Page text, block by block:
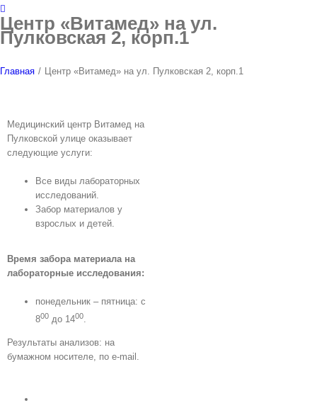
Центр «Витамед» на ул.
Пулковская 2, корп.1
Главная / Центр «Витамед» на ул. Пулковская 2, корп.1
Медицинский центр Витамед на
Пулковской улице оказывает
следующие услуги:
Все виды лабораторных
исследований.
Забор материалов у
взрослых и детей.
Время забора материала на
лабораторные исследования:
понедельник – пятница: c
800 до 1400.
Результаты анализов: на
бумажном носителе, по e-mail.